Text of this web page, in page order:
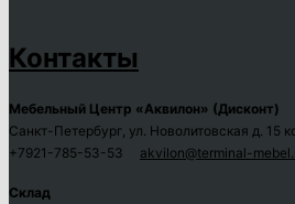
Контакты
Мебельный Центр «Аквилон» (Дисконт)
Санкт-Петербург, ул. Новолитовская д. 15
+7921-785-53-53 akvilon@terminal-
Склад